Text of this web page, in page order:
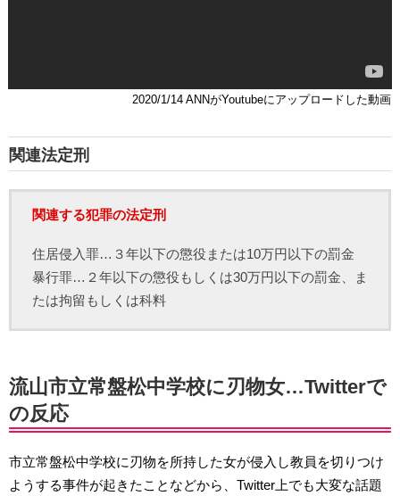
2020/1/14 ANNがYoutubeにアップロードした動画
関連法定刑
関連する犯罪の法定刑
住居侵入罪…３年以下の懲役または10万円以下の罰金
暴行罪…２年以下の懲役もしくは30万円以下の罰金、ま
たは拘留もしくは科料
流山市立常盤松中学校に刃物女…Twitterで
の反応
市立常盤松中学校に刃物を所持した女が侵入し教員を切りつけ
ようする事件が起きたことなどから、Twitter上でも大変な話題